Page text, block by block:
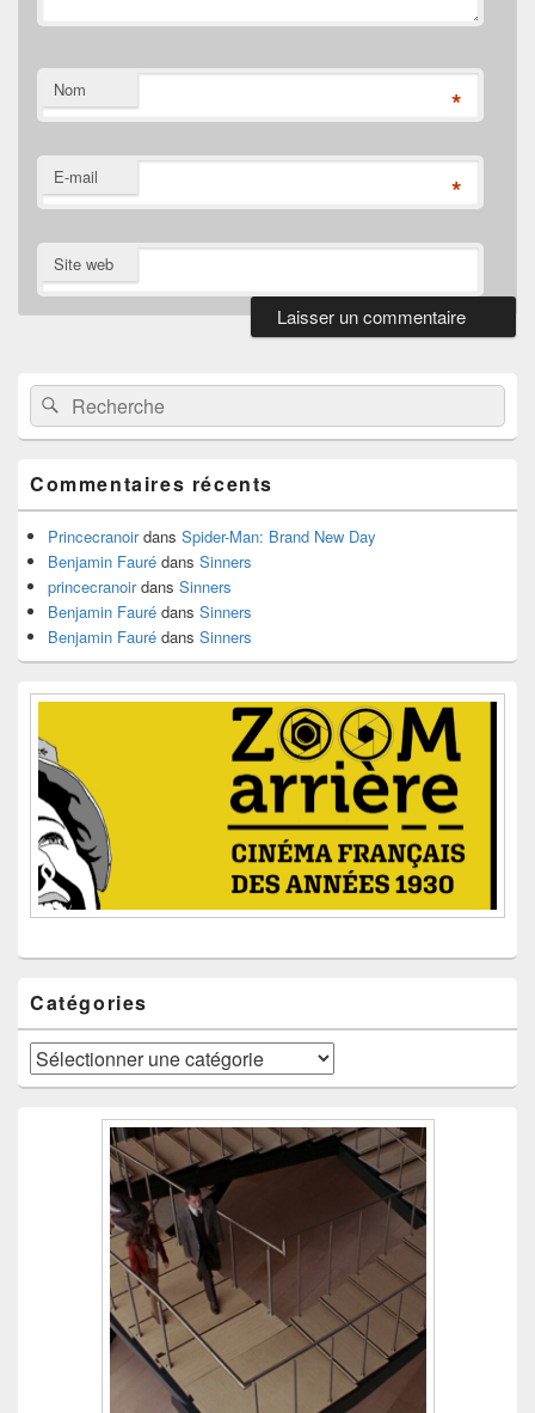
Nom *
E-mail *
Site web
de
widget
pour
latérale
Recherche :Rechercher
Commentaires récents
Princecranoirdans Spider-Man: Brand New Day
Benjamin Fauré dans Sinners
princecranoirdans Sinners
Benjamin Fauré dans Sinners
Benjamin Fauré dans Sinners
Catégories
Catégories